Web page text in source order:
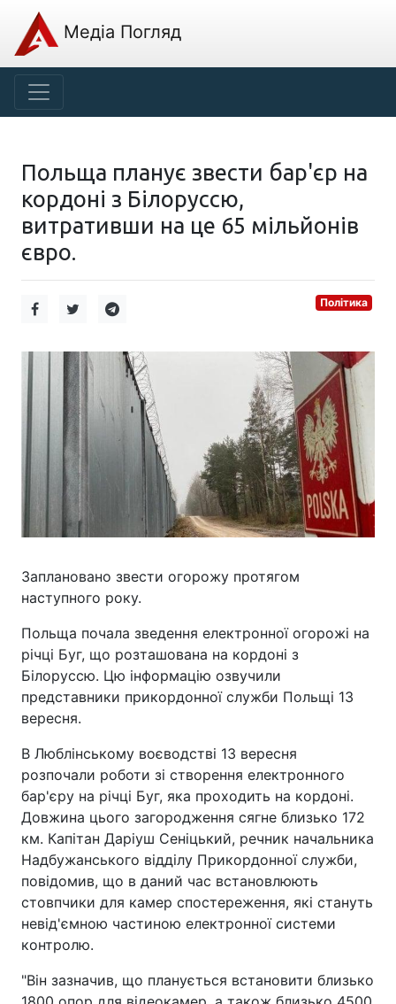
Медіа Погляд
Польща планує звести бар'єр на
кордоні з Білоруссю,
витративши на це 65 мільйонів
євро.
Політика
Заплановано звести огорожу протягом
наступного року.
Польща почала зведення електронної огорожі на
річці Буг, що розташована на кордоні з
Білоруссю. Цю інформацію озвучили
представники прикордонної служби Польщі 13
вересня.
В Люблінському воєводстві 13 вересня
розпочали роботи зі створення електронного
бар'єру на річці Буг, яка проходить на кордоні.
Довжина цього загородження сягне близько 172
км. Капітан Даріуш Сеніцький, речник начальника
Надбужанського відділу Прикордонної служби,
повідомив, що в даний час встановлюють
стовпчики для камер спостереження, які стануть
невід'ємною частиною електронної системи
контролю.
"Він зазначив, що планується встановити близько